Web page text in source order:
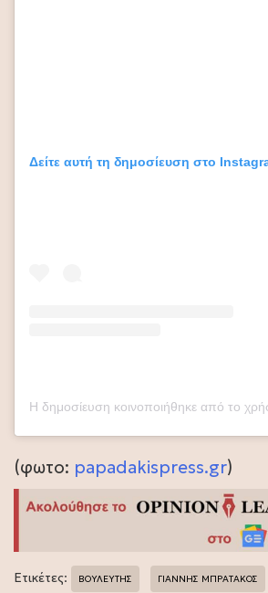
Δείτε αυτή τη δημοσίευση στο
(φωτο: papadakispress.gr)
Ετικέτες: ΒΟΥΛΕΥΤΗΣ ΓΙΑΝΝΗΣ ΜΠΡΑΤΑΚΟΣ